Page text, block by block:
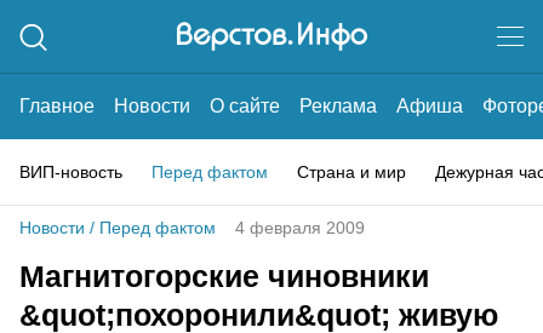
Главное Новости О сайте Реклама Афиша
ВИП-новость Перед фактом Страна и мир Дежурная
Новости / Перед фактом 4 февраля 2009
Магнитогорские чиновники
&quot;похоронили&quot; живую